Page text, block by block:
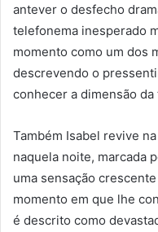
antever o desfecho
telefonema inesperado
momento como um dos
descrevendo o
conhecer a dimensão da
Também Isabel revive
naquela noite, marcada
uma sensação
momento em que lhe
é descrito como